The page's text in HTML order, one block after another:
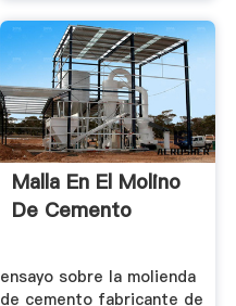
Malla En El Molino
De Cemento
ensayo sobre la molienda
de cemento fabricante de